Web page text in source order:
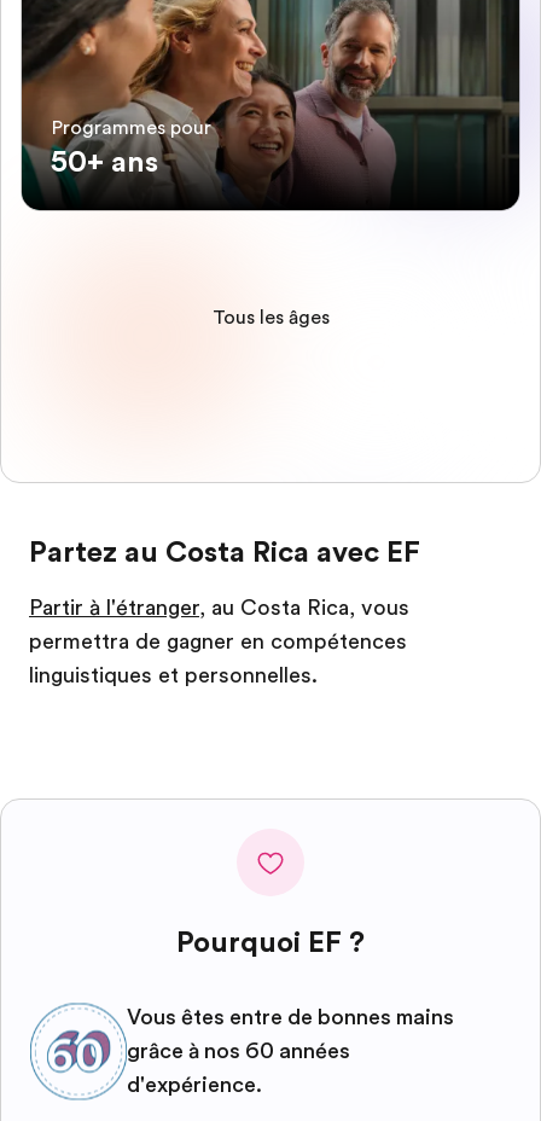
Programmes pour
50+ ans
Tous les âges
Partez au Costa Rica avec EF
Partir à l'étranger, au Costa Rica, vous
permettra de gagner en compétences
linguistiques et personnelles.
Pourquoi EF ?
Vous êtes entre de bonnes mains
grâce à nos 60 années
d'expérience.